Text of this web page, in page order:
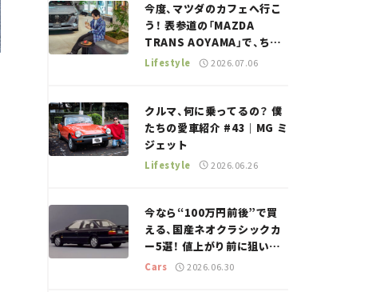
今度、マツダのカフェへ行こ
う！ 表参道の「MAZDA
TRANS AOYAMA」で、ちょ
っとひと息。——連載｜CCG
Lifestyle 2026.07.06
クルマ、何に乗ってるの？ 僕
たちの愛車紹介 #43｜MG ミ
ジェット
Lifestyle 2026.06.26
今なら“100万円前後”で買
える、国産ネオクラシックカ
ー5選！ 値上がり前に狙いた
い、中古車探しをお手伝い――ち
Cars 2026.06.30